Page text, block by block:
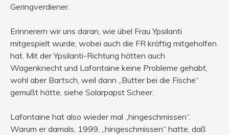
Geringverdiener.
Erinnerern wir uns daran, wie übel Frau Ypsilanti
mitgespielt wurde, wobei auch die FR kräftig mitgeholfen
hat. Mit der Ypsilanti-Richtung hätten auch
Wagenknecht und Lafontaine keine Probleme gehabt,
wohl aber Bartsch, weil dann „Butter bei die Fische“
gemußt hätte, siehe Solarpapst Scheer.
Lafontaine hat also wieder mal „hingeschmissen“.
Warum er damals, 1999, „hingeschmissen“ hatte, daß